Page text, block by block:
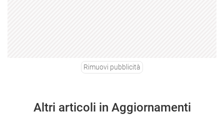
Rimuovi pubblicità
Altri articoli in Aggiornamenti